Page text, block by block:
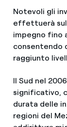
Notevoli gli
effettuerà
impegno fino
consentendo
raggiunto
Il Sud nel
significativo,
durata delle
regioni del